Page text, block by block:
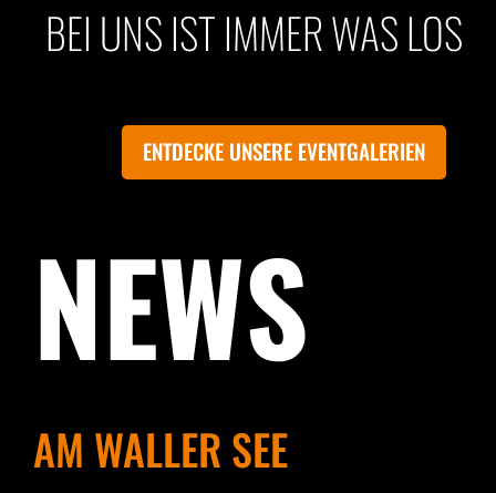
BEI UNS IST IMMER WAS LOS
ENTDECKE UNSERE EVENTGALERIEN
NEWS
AM WALLER SEE